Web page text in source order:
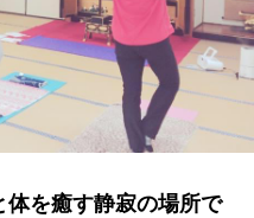
を癒す静寂の場所で